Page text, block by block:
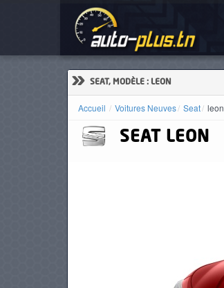
» SEAT, MODÈLE : LEON
Accueil Voitures Neuves Seat leon
SEAT LEON
ACTUALITÉS